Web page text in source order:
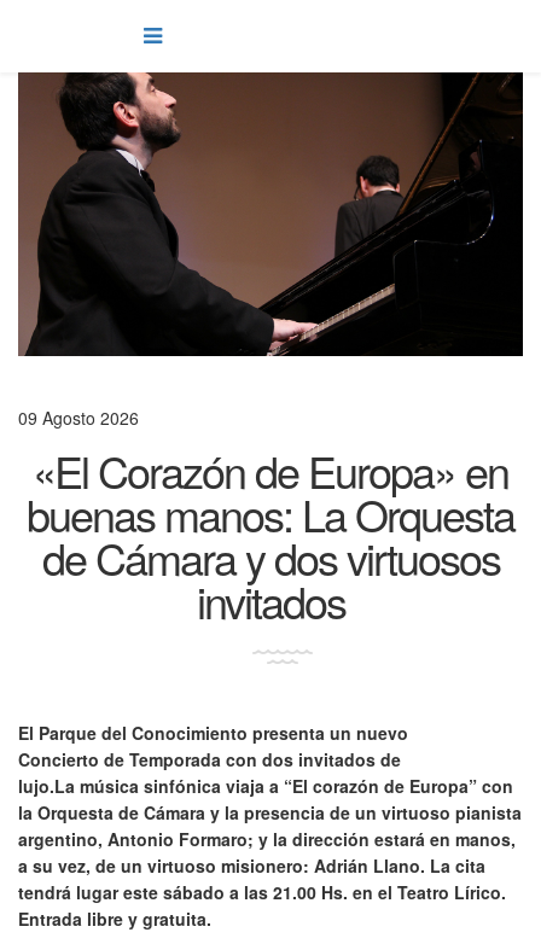
09 Agosto 2026
«El Corazón de Europa» en
buenas manos: La Orquesta
de Cámara y dos virtuosos
invitados
El Parque del Conocimiento presenta un nuevo
Concierto de Temporada con dos invitados de
lujo.La música sinfónica viaja a “El corazón de Europa” con
la Orquesta de Cámara y la presencia de un virtuoso pianista
argentino, Antonio Formaro; y la dirección estará en manos,
a su vez, de un virtuoso misionero: Adrián Llano. La cita
tendrá lugar este sábado a las 21.00 Hs. en el Teatro Lírico.
Entrada libre y gratuita.